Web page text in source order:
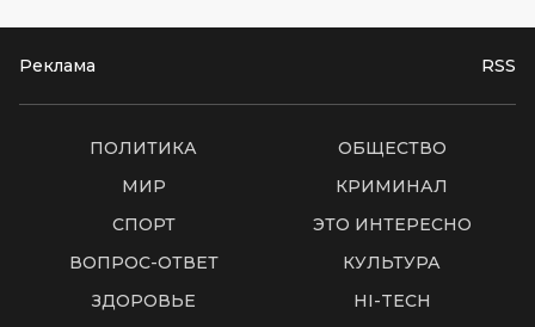
Реклама RSS
ПОЛИТИКА
ОБЩЕСТВО
МИР
КРИМИНАЛ
СПОРТ
ЭТО ИНТЕРЕСНО
ВОПРОС-ОТВЕТ
КУЛЬТУРА
ЗДОРОВЬЕ
HI-TECH